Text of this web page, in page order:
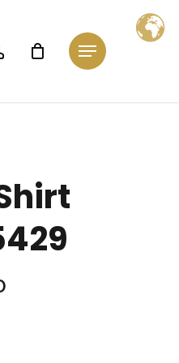
account Menu
Close